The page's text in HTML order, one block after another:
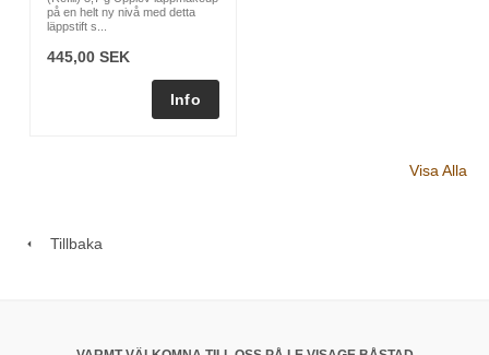
på en helt ny nivå med detta
läppstift s...
445,00 SEK
Visa Alla
Tillbaka